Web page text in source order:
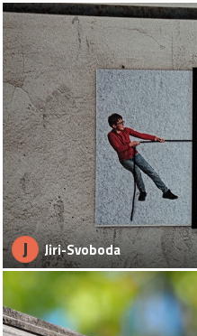
J Jiri-Svoboda